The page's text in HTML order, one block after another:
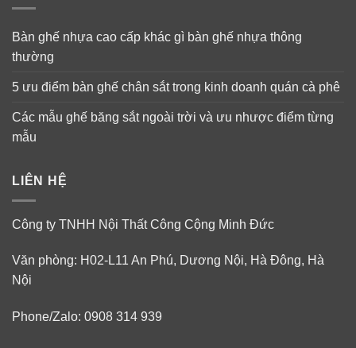
Bàn ghế nhựa cao cấp khác gì bàn ghế nhựa thông
thường
5 ưu điểm bàn ghế chân sắt trong kinh doanh quán cà phê
Các mẫu ghế băng sắt ngoài trời và ưu nhược điểm từng
mẫu
LIÊN HỆ
Công ty TNHH Nội Thất Công Cộng Minh Đức
Văn phòng: H02-L11 An Phú, Dương Nội, Hà Đông, Hà
Nội
Phone/Zalo: 0908 314 939